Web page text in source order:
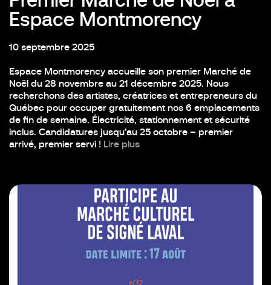
Espace Montmorency
10 septembre 2025
Espace Montmorency accueille son premier Marché de
Noël du 28 novembre au 21 décembre 2025. Nous
recherchons des artistes, créatrices et entrepreneurs du
Québec pour occuper gratuitement nos 6 emplacements
de fin de semaine. Électricité, stationnement et sécurité
inclus. Candidatures jusqu’au 25 octobre – premier
arrivé, premier servi ! Lire plus